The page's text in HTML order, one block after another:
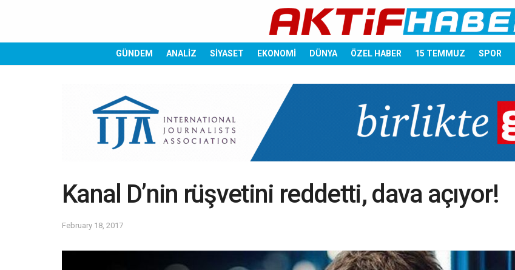
GÜNDEM ANALİZ SİYASET EKONOMİ DÜNYA ÖZEL HABER 15 TEMMUZ SPOR
Kanal D’nin rüşvetini reddetti, dava açıyor!
February 18, 2017